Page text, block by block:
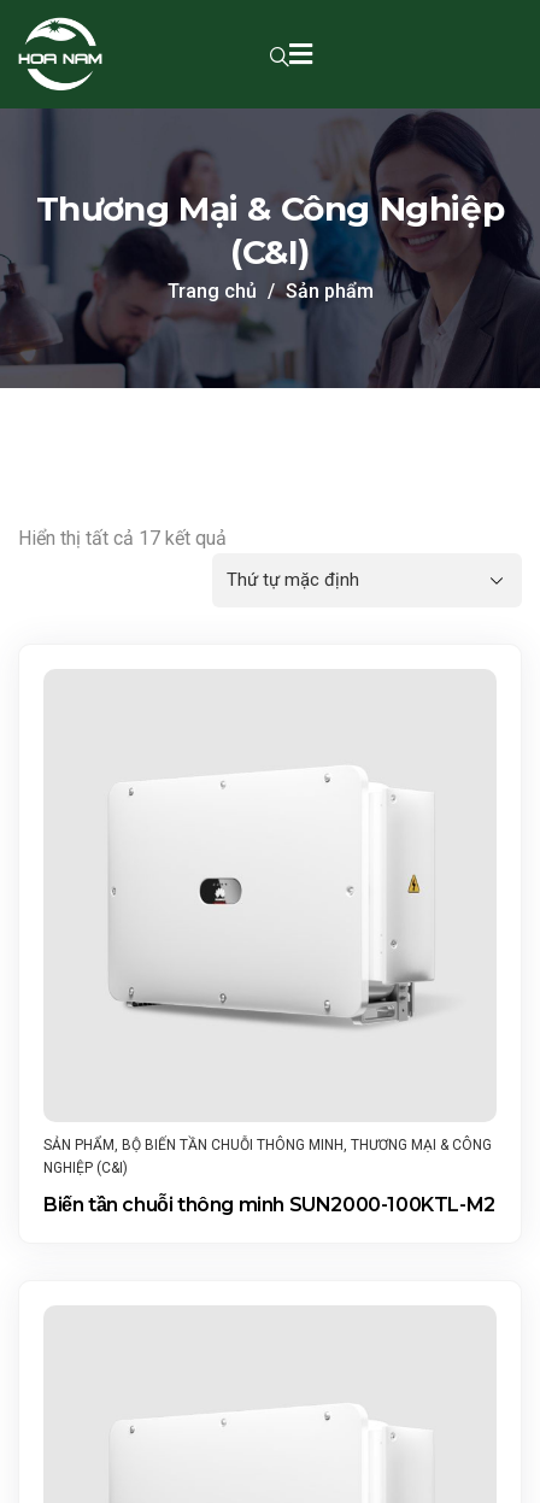
Thương Mại & Công Nghiệp
(C&I)
Trang chủ Sản phẩm
Hiển thị tất cả 17 kết quả
SẢN PHẨM, BỘ BIẾN TẦN CHUỖI THÔNG MINH, THƯƠNG MẠI & CÔNG
NGHIỆP (C&I)
Biến tần chuỗi thông minh SUN2000-100KTL-M2